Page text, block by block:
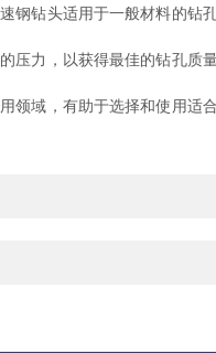
钻头适用于一般材料的钻
力，以获得最佳的钻孔质
域，有助于选择和使用适